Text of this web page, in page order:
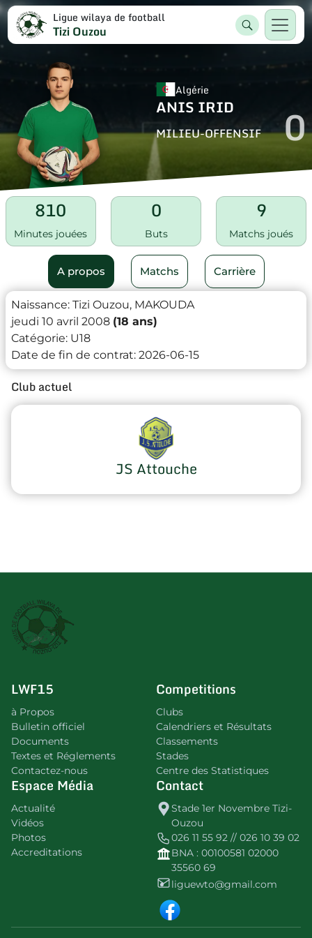
Ligue wilaya de football
Tizi Ouzou
Algérie
ANIS IRID
MILIEU-OFFENSIF 0
810
Minutes jouées
0
Buts
9
Matchs joués
A propos Matchs Carrière
Naissance: Tizi Ouzou, MAKOUDA
jeudi 10 avril 2008 (18 ans)
Catégorie: U18
Date de fin de contrat: 2026-06-15
Club actuel
JS Attouche
LWF15
à Propos
Bulletin officiel
Documents
Textes et Réglements
Contactez-nous
Competitions
Clubs
Calendriers et Résultats
Classements
Stades
Centre des Statistiques
Espace Média
Actualité
Vidéos
Photos
Accreditations
Contact
Stade 1er Novembre Tizi-
Ouzou
026 11 55 92 // 026 10 39 02
BNA : 00100581 02000
35560 69
liguewto@gmail.com